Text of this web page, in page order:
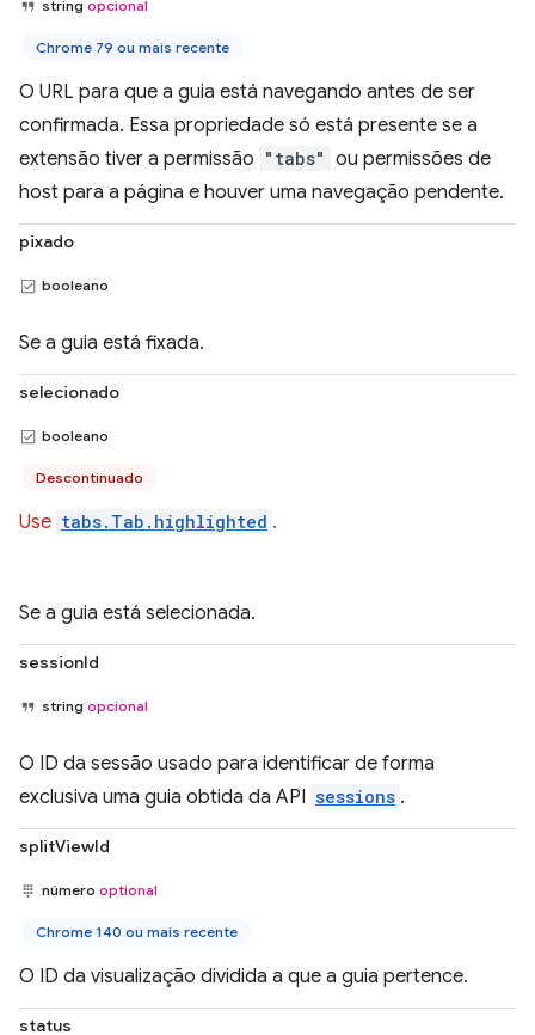
string opcional
Chrome 79 ou mais recente
O URL para que a guia está navegando antes de ser
confirmada. Essa propriedade só está presente se a
extensão tiver a permissão "tabs" ou permissões de
host para a página e houver uma navegação pendente.
pixado
booleano
Se a guia está fixada.
selecionado
booleano
Descontinuado
Use tabs.Tab.highlighted .
Se a guia está selecionada.
sessionId
string opcional
O ID da sessão usado para identificar de forma
exclusiva uma guia obtida da API sessions .
splitViewId
número optional
Chrome 140 ou mais recente
O ID da visualização dividida a que a guia pertence.
status